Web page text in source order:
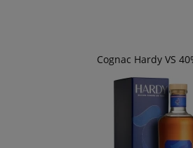
Cognac Hardy VS